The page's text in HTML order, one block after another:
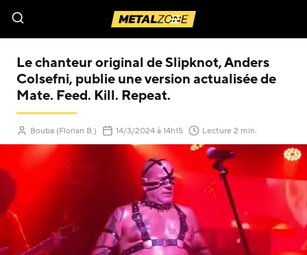
Menu
Le chanteur original de Slipknot, Anders
Colsefni, publie une version actualisée de
Mate. Feed. Kill. Repeat.
Bouba (Florian B.) 14/3/2024(Mis à jour le )
à 14h15 Lecture 2 min.